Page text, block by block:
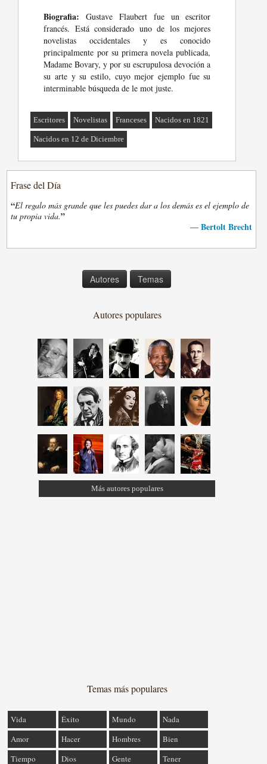
Biografia: Gustave Flaubert fue un escritor
francés. Está considerado uno de los mejores
novelistas occidentales y es conocido
principalmente por su primera novela publicada,
Madame Bovary, y por su escrupulosa devoción a
su arte y su estilo, cuyo mejor ejemplo fue su
interminable búsqueda de le mot juste.
Escritores Novelistas Franceses Nacidos en 1821
Nacidos en 12 de Diciembre
Frase del Día
“El regalo más grande que les puedes dar a los demás es el ejemplo de
tu propia vida.”
— Bertolt Brecht
Autores Temas
Autores populares
Más autores populares
Temas más populares
Vida Éxito Mundo
Nada
Amor
Hacer Hombres
Bien
Tiempo
Dios Gente Tener